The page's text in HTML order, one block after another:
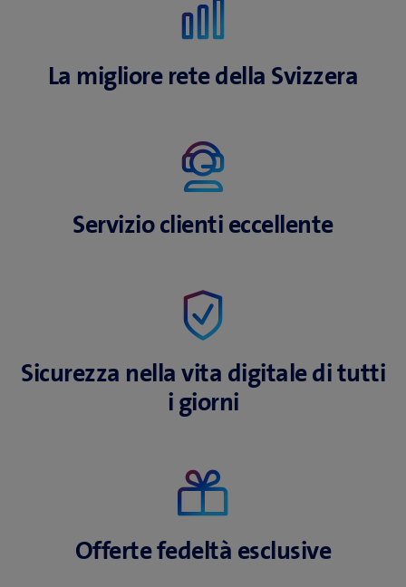
La migliore retedella Svizzera
Servizio clientieccellente
Sicurezza nella vita digitale di tutti
i giorni
Offerte fedeltà esclusive